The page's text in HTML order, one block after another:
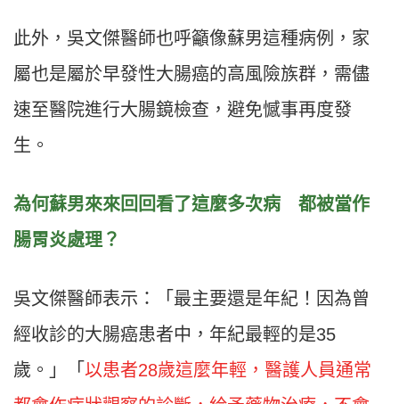
此外，吳文傑醫師也呼籲像蘇男這種病例，家
屬也是屬於早發性大腸癌的高風險族群，需儘
速至醫院進行大腸鏡檢查，避免憾事再度發
生。
為何蘇男來來回回看了這麼多次病 都被當作
腸胃炎處理？
吳文傑醫師表示：「最主要還是年紀！因為曾
經收診的大腸癌患者中，年紀最輕的是35
歲。」「 以患者28歲這麼年輕，醫護人員通常